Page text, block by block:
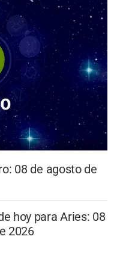
08 de agosto de
hoy para Aries: 08
2026